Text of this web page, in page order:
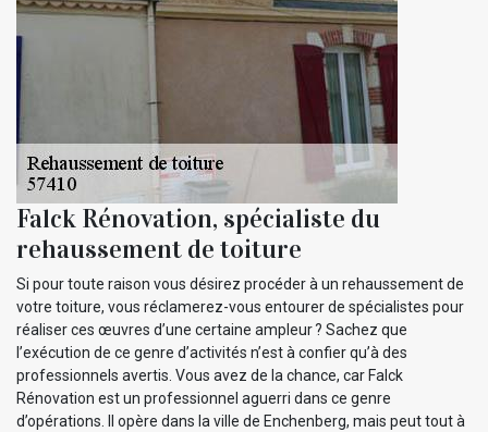
Falck Rénovation, spécialiste du
rehaussement de toiture
Si pour toute raison vous désirez procéder à un rehaussement de
votre toiture, vous réclamerez-vous entourer de spécialistes pour
réaliser ces œuvres d’une certaine ampleur ? Sachez que
l’exécution de ce genre d’activités n’est à confier qu’à des
professionnels avertis. Vous avez de la chance, car Falck
Rénovation est un professionnel aguerri dans ce genre
d’opérations. Il opère dans la ville de Enchenberg, mais peut tout à